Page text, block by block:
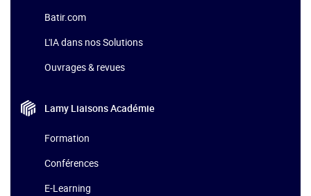
Batir.com
L'IA dans nos Solutions
Ouvrages & revues
Lamy LiaisonsAcadémie
Formation
Conférences
E-Learning